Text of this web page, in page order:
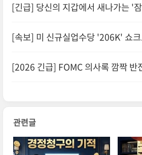
[긴급] 당신의 지갑에서 새나가는 '
[속보] 미 신규실업수당 '206K' 쇼
[2026 긴급] FOMC 의사록 깜짝 반
관련글